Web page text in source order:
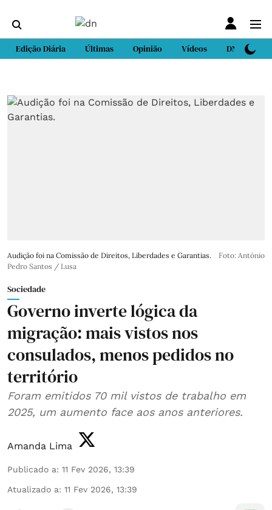
Edição Diária Últimas Opinião Vídeos DN Sport
Audição foi na Comissão de Direitos, Liberdades e Garantias.
Foto: António
Pedro Santos / Lusa
Sociedade
Governo inverte lógica da
migração: mais vistos nos
consulados, menos pedidos no
território
Foram emitidos 70 mil vistos de trabalho em
2025, um aumento face aos anos anteriores.
Amanda Lima
Publicado a: 11 Fev 2026, 13:39
Atualizado a: 11 Fev 2026, 13:39